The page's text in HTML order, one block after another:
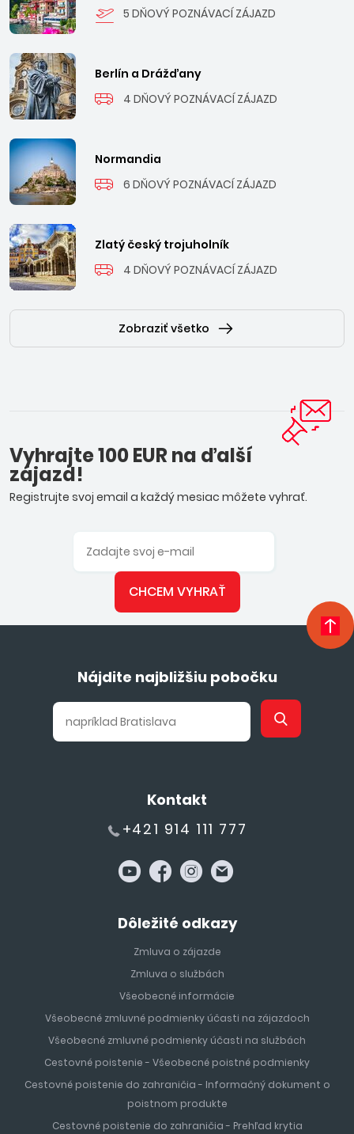
5 DŇOVÝ POZNÁVACÍ ZÁJAZD
Berlín a Drážďany
4 DŇOVÝ POZNÁVACÍ ZÁJAZD
Normandia
6 DŇOVÝ POZNÁVACÍ ZÁJAZD
Zlatý český trojuholník
4 DŇOVÝ POZNÁVACÍ ZÁJAZD
Zobraziť všetko
Vyhrajte 100 EUR na ďalší
zájazd!
Registrujte svoj email a každý mesiac môžete vyhrať.
CHCEM VYHRAŤ
Nájdite najbližšiu pobočku
Kontakt
+421 914 111 777
Dôležité odkazy
Zmluva o zájazde
Zmluva o službách
Všeobecné informácie
Všeobecné zmluvné podmienky účasti na zájazdoch
Všeobecné zmluvné podmienky účasti na službách
Cestovné poistenie - Všeobecné poistné podmienky
Cestovné poistenie do zahraničia - Informačný dokument o
poistnom produkte
Cestovné poistenie do zahraničia - Prehľad krytia